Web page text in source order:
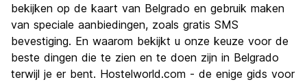
Waarde voor uw geld
9.2
bekijken op de kaart van Belgrado en gebruik maken
van speciale aanbiedingen, zoals gratis SMS
bevestiging. En waarom bekijkt u onze keuze voor de
beste dingen die te zien en te doen zijn in Belgrado
terwijl je er bent. Hostelworld.com - de enige gids voor